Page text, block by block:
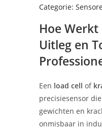
Categorie:
Hoe Werkt
Uitleg en
Een load cell of
precisiesensor
gewichten en
onmisbaar in